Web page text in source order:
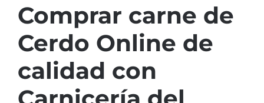
Comprar carne de
Cerdo Online de
calidad con